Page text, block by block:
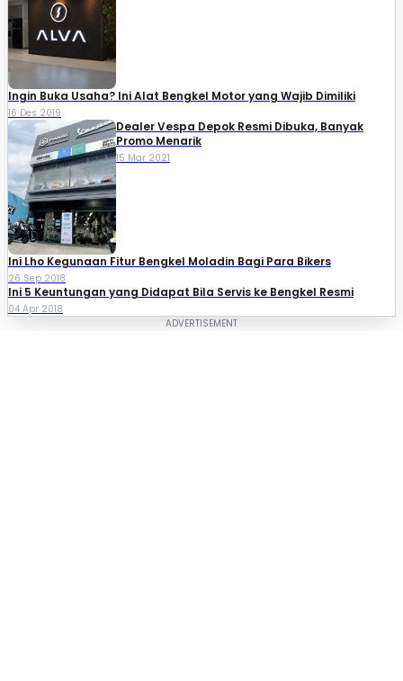
Ingin Buka Usaha? Ini Alat Bengkel Motor yang Wajib Dimiliki
16 Des 2019
Dealer Vespa Depok Resmi Dibuka, Banyak
Promo Menarik
15 Mar 2021
Ini Lho Kegunaan Fitur Bengkel Moladin Bagi Para Bikers
26 Sep 2018
Ini 5 Keuntungan yang Didapat Bila Servis ke Bengkel Resmi
04 Apr 2018